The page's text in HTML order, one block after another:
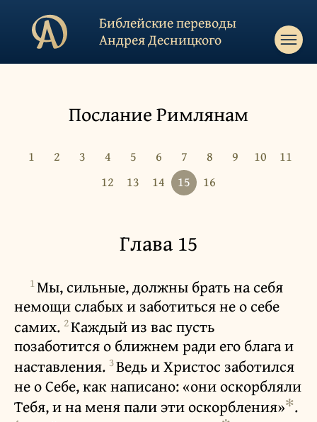
Библейские переводы
Андрея Десницкого
Послание Римлянам
1 2 3 4 5 6 7 8 9 10
11
12
13 14 15 16
Глава 15
1Мы, сильные, должны брать на себя
немощи слабых и заботиться не о себе
самих. 2Каждый из вас пусть
позаботится о ближнем ради его блага и
наставления. 3Ведь и Христос заботился
не о Себе, как написано: «они оскорбляли
Тебя, и на меня пали эти оскорбления»✻.